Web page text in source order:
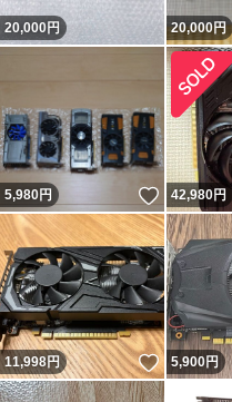
20,000円 20,000円
5,980円 いいね！
42,980円
11,998円 いいね！
5,900円